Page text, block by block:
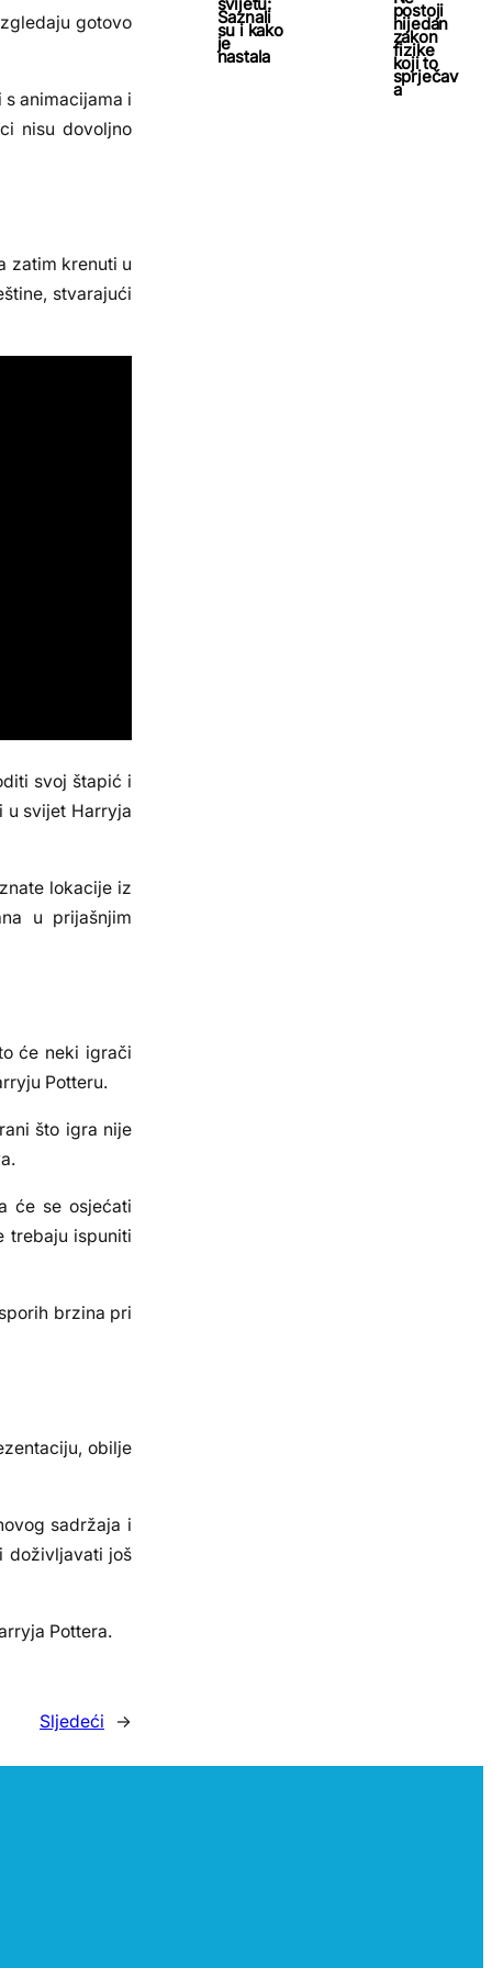
gotovo
animacijama i
nisu dovoljno
zatim krenuti u
stvarajući
svoj štapić i
u svijet Harryja
lokacije iz
u prijašnjim
će neki igrači
Potteru.
što igra nije
će se osjećati
trebaju ispuniti
brzina pri
obilje
sadržaja i
doživljavati još
Pottera.
Sljedeći →
Saznali
su i kako
je
nastala
postoji
nijedan
zakon
fizike
koji to
sprječav
a